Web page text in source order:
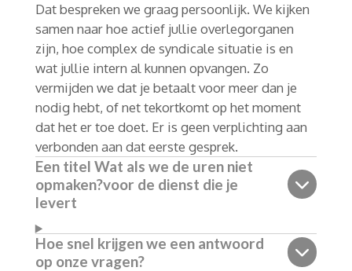
Dat bespreken we graag persoonlijk. We kijken
samen naar hoe actief jullie overlegorganen
zijn, hoe complex de syndicale situatie is en
wat jullie intern al kunnen opvangen. Zo
vermijden we dat je betaalt voor meer dan je
nodig hebt, of net tekortkomt op het moment
dat het er toe doet. Er is geen verplichting aan
verbonden aan dat eerste gesprek.
Een titel Wat als we de uren niet
opmaken?voor de dienst die je
levert
Hoe snel krijgen we een antwoord
op onze vragen?